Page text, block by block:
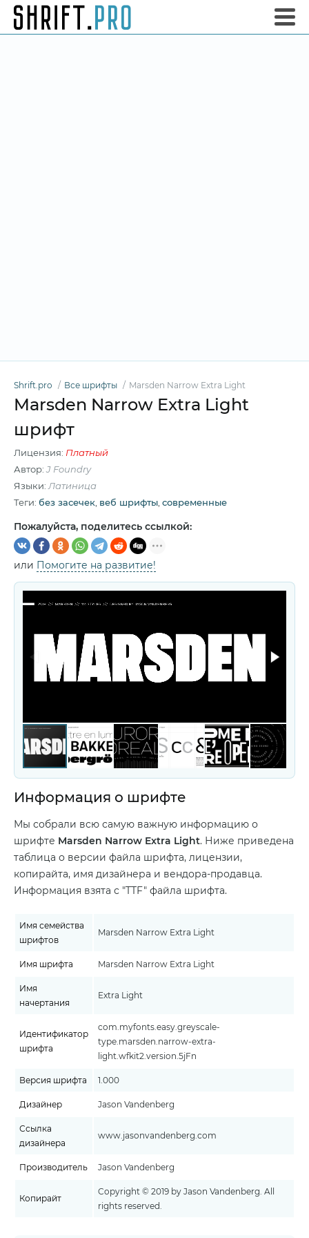
Shrift.pro Все шрифты Marsden Narrow Extra Light
Marsden Narrow Extra Light
шрифт
Лицензия: Платный
Автор:J Foundry
Языки: Латиница
Теги: без засечек веб шрифты современные
Пожалуйста, поделитесь ссылкой:
или Помогите на развитие!
Информация о шрифте
Мы собрали всю самую важную информацию о
шрифте Marsden Narrow Extra Light. Ниже приведена
таблица о версии файла шрифта, лицензии,
копирайта, имя дизайнера и вендора-продавца.
Информация взята с "TTF" файла шрифта.
Имя семейства
шрифтов
Marsden Narrow Extra Light
Имя шрифта Marsden Narrow Extra Light
Имя
начертания
Extra Light
Идентификатор
шрифта
com.myfonts.easy.greyscale-
type.marsden.narrow-extra-
light.wfkit2.version.5jFn
Версия шрифта 1.000
Дизайнер Jason Vandenberg
Ссылка
дизайнера
www.jasonvandenberg.com
Производитель Jason Vandenberg
Копирайт
Copyright © 2019 by Jason Vandenberg. All
rights reserved.